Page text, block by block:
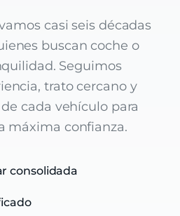
casi seis décadas
buscan coche o
Seguimos
trato cercano y
cada vehículo para
máxima confianza.
consolidada